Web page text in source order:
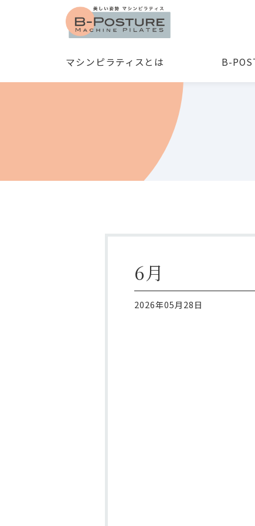
マシンピラティスとは B-
6月
2026年05月28日